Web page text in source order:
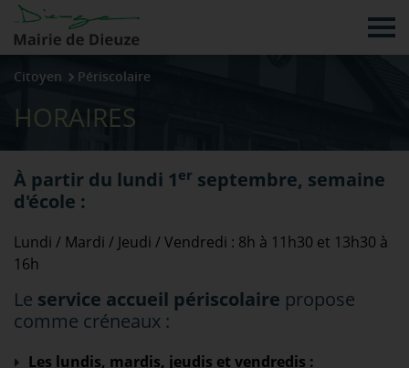
Citoyen Périscolaire
HORAIRES
À partir du lundi 1 er septembre, semaine
d'école :
Lundi / Mardi / Jeudi / Vendredi : 8h à 11h30 et 13h30 à
16h
Le service accueil périscolaire propose
comme créneaux :
Les lundis, mardis, jeudis et vendredis :